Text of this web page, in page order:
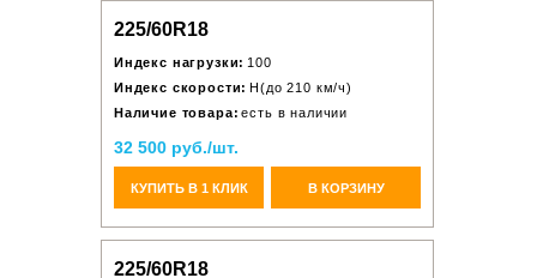
225/60R18
Индекс нагрузки: 100
Индекс скорости: H(до 210 км/ч)
Наличие товара: есть в наличии
32 500 руб./шт.
КУПИТЬ В 1 КЛИК В КОРЗИНУ
225/60R18